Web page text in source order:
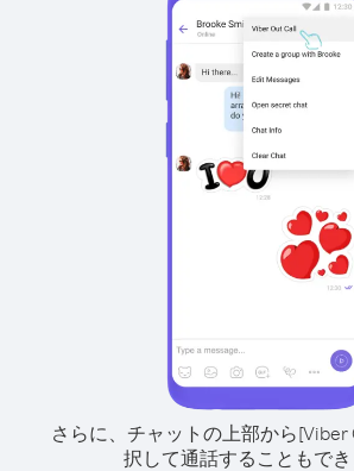
さらに、チャットの上部から[Viber
択して通話することもでき